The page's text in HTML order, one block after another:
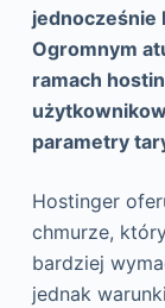
jednocześnie
Ogromnym
ramach
parametry
Hostinger
chmurze,
bardziej
jednak